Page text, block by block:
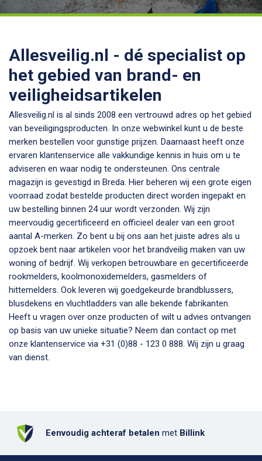
Allesveilig.nl - dé specialist op
het gebied van brand- en
veiligheidsartikelen
Allesveilig.nl is al sinds 2008 een vertrouwd adres op het gebied
van beveiligingsproducten. In onze webwinkel kunt u de beste
merken bestellen voor gunstige prijzen. Daarnaast heeft onze
ervaren klantenservice alle vakkundige kennis in huis om u te
adviseren en waar nodig te ondersteunen. Ons centrale
magazijn is gevestigd in Breda. Hier beheren wij een grote eigen
voorraad zodat bestelde producten direct worden ingepakt en
uw bestelling binnen 24 uur wordt verzonden. Wij zijn
meervoudig gecertificeerd en officieel dealer van een groot
aantal A-merken. Zo bent u bij ons aan het juiste adres als u
opzoek bent naar artikelen voor het brandveilig maken van uw
woning of bedrijf. Wij verkopen betrouwbare en gecertificeerde
rookmelders, koolmonoxidemelders, gasmelders of
hittemelders. Ook leveren wij goedgekeurde brandblussers,
blusdekens en vluchtladders van alle bekende fabrikanten.
Heeft u vragen over onze producten of wilt u advies ontvangen
op basis van uw unieke situatie? Neem dan contact op met
onze klantenservice via +31 (0)88 - 123 0 888. Wij zijn u graag
van dienst.
Eenvoudig achteraf betalen met Billink